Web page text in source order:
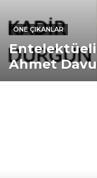
ÖNE ÇIKANLAR
Ahmet